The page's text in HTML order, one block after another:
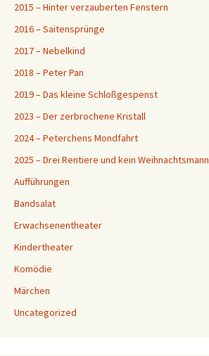
2015 – Hinter verzauberten Fenstern
2016 – Saitensprünge
2017 – Nebelkind
2018 – Peter Pan
2019 – Das kleine Schloßgespenst
2023 – Der zerbrochene Kristall
2024 – Peterchens Mondfahrt
2025 – Drei Rentiere und kein Weihnachtsmann
Aufführungen
Bandsalat
Erwachsenentheater
Kindertheater
Komödie
Märchen
Uncategorized